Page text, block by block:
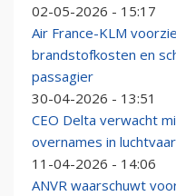
02-05-2026 - 15:17
Air France-KLM
brandstofkosten en
passagier
30-04-2026 - 13:51
CEO Delta verwacht
overnames in
11-04-2026 - 14:06
ANVR waarschuwt